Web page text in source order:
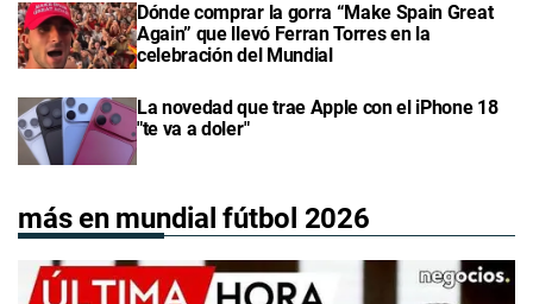
Dónde comprar la gorra “Make Spain Great
Again” que llevó Ferran Torres en la
celebración del Mundial
La novedad que trae Apple con el iPhone 18
"te va a doler"
más en mundial fútbol 2026